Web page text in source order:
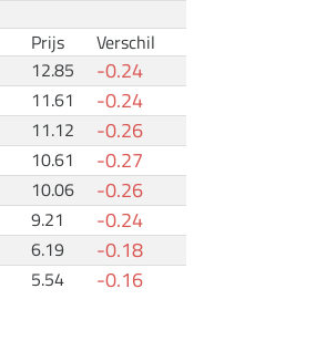
Prijs
Verschil
12.85 -0.24
11.61 -0.24
11.12 -0.26
10.61 -0.27
10.06 -0.26
9.21 -0.24
6.19 -0.18
5.54 -0.16